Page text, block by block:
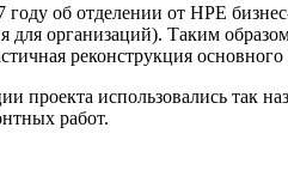
об отделении от HPE
организаций). Таким
реконструкция
проекта использовались так
работ.